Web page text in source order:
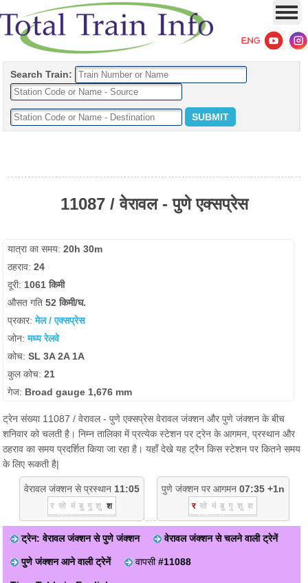
Search Train:
11087 / वेरावल - पुणे एक्सप्रेस
यात्रा का समय:20h 30m
ठहराव:24
दूरी: 1061 किमी
औसत गति52 किमी/घ.
प्रकार:मेल / एक्सप्रेस
जोन:मध्य रेलवे
कोच:SL 3A 2A 1A
कुल कोच:21
गेज: Broad gauge 1,676 mm
ट्रेन संख्या 11087 / वेरावल - पुणे एक्सप्रेस वेरावल जंक्शन और पुणे जंक्शन के बीच
शनिवार को चलती है। निम्न तालिका में प्रत्येक स्टेशन पर ट्रेन के आगमन, प्रस्थान और
ठहराव का समय प्रदर्शित किया जा रहा है। यहाँ देखे यह ट्रैन किस स्टेशन पर कितने समय
के लिए रूकती है|
वेरावल जंक्शन से प्रस्थान 11:05
र सो मं बु गु शु श
पुणे जंक्शन पर आगमन 07:35 +1n
र सो मं बु गु शु श
ट्रेन: वेरावल जंक्शन से पुणे जंक्शन वेरावल जंक्शन से चलने वाली ट्रेनें
पुणे जंक्शन आने वाली ट्रेनें वापसी#11088